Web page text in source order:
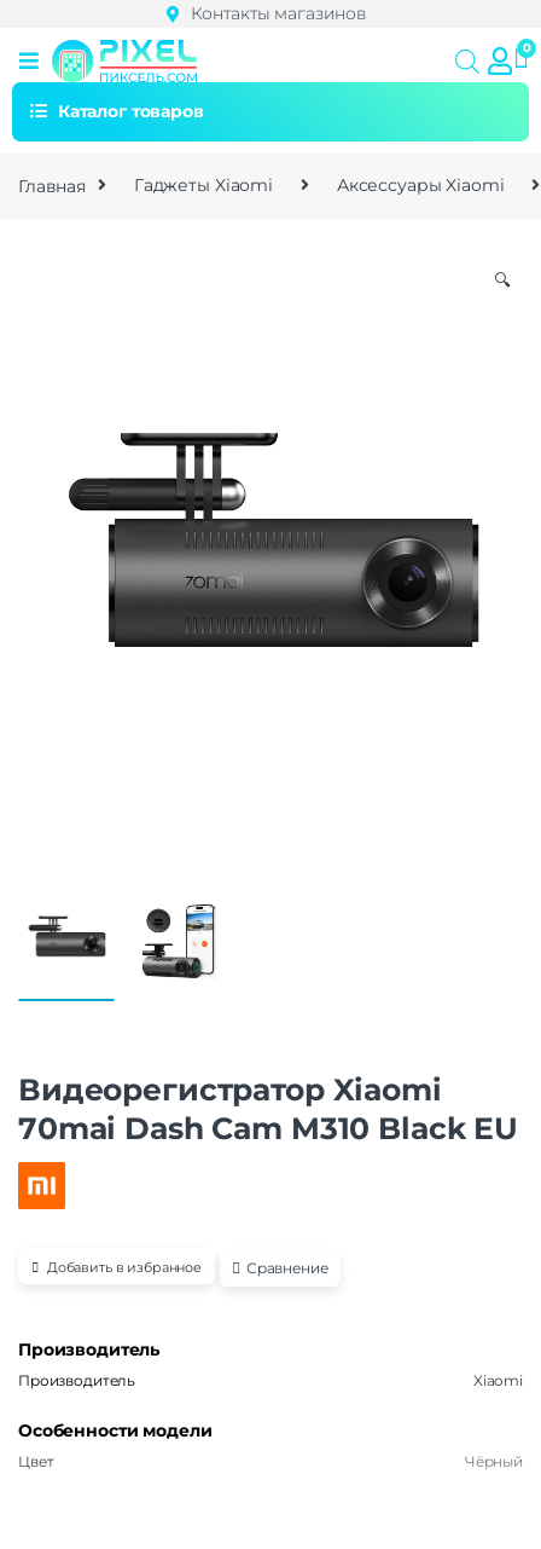
Контакты магазинов
Каталог товаров
Главная Гаджеты Xiaomi Аксессуары Xiaomi
🔍
Видеорегистратор Xiaomi
70mai Dash Cam M310 Black EU
Добавить в избранное Сравнение
Производитель
Производитель Xiaomi
Особенности модели
Цвет Чёрный